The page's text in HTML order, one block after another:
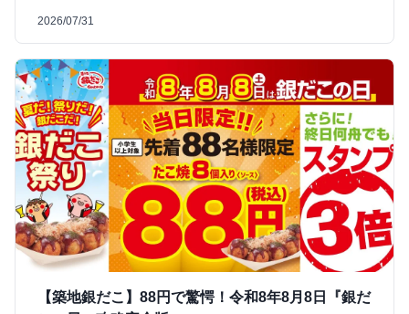
2026/07/31
【築地銀だこ】88円で驚愕！令和8年8月8日『銀だ